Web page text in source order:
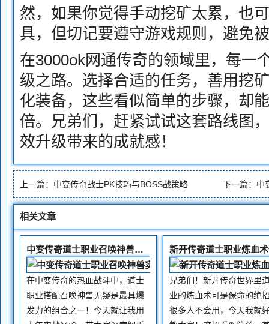
然，如果你觉得手动挖矿太累，也
具，但切记要遵守游戏规则，避免
在3000ok网通传奇的领域里，每一
级之路。选择合适的任务，善用挖
化装备，这些看似简单的步骤，却
倍。兄弟们，赶紧试试这套路线图
效升级带来的成就感！
上一篇： 中变传奇战士PK技巧与BOSS战策略 下一篇： 中
相关文章
中变传奇道士职业召唤神兽实战效果分析
在中变传奇的热血战斗中，道士
职业搭配召唤神兽无疑是最具爆
发力的组合之一！今天就让我用
兄弟们！新开传奇世界里
业的炼血术可是保命的绝
很多人不会用，今天我就